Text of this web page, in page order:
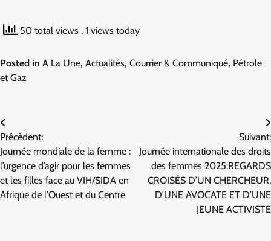
50 total views , 1 views today
Posted in A La Une, Actualités, Courrier & Communiqué, Pétrole
et Gaz
Navigation
de
l’article
Précèdent:
Journée mondiale de la femme :
l’urgence d’agir pour les femmes
et les filles face au VIH/SIDA en
Afrique de l’Ouest et du Centre
Suivant:
Journée internationale des droits
des femmes 2025:REGARDS
CROISÉS D’UN CHERCHEUR,
D’UNE AVOCATE ET D’UNE
JEUNE ACTIVISTE